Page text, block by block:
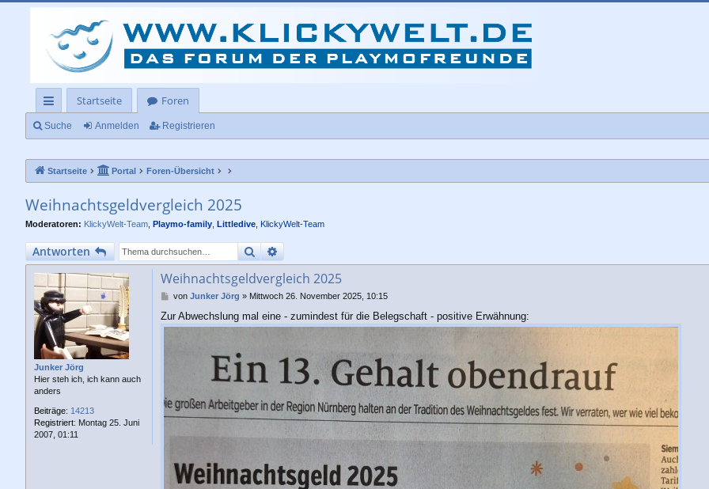
ch
llz
ug
rif
f
Startseite
Foren
Suche Anmelden Registrieren
Startseite Portal Foren-Übersicht
Weihnachtsgeldvergleich 2025
Moderatoren: KlickyWelt-Team Playmo-family Littledive KlickyWelt-Team
Antworten SucheErweiterte Suche
Junker Jörg
Hier steh ich, ich kann auch
anders
Beiträge: 14213
Registriert: Montag 25. Juni
2007, 01:11
Weihnachtsgeldvergleich 2025
B
i
von Junker Jörg » Mittwoch 26. November 2025, 10:15
Zur Abwechslung mal eine - zumindest für die Belegschaft - positive Erwähnung: